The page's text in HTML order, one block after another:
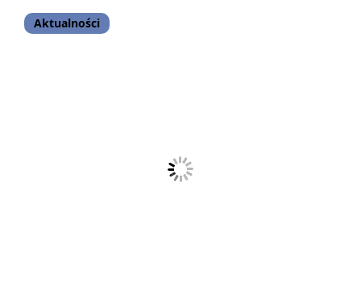
Aktualności